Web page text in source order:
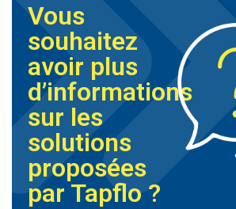
Vous
souhaitez
avoir plus
d’informations
sur les
solutions
proposées
par Tapflo ?